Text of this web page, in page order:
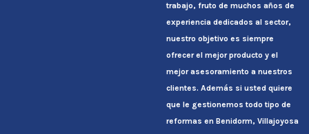
trabajo, fruto de muchos años de
experiencia dedicados al sector,
nuestro objetivo es siempre
ofrecer el mejor producto y el
mejor asesoramiento a nuestros
clientes. Además si usted quiere
que le gestionemos todo tipo de
reformas en Benidorm, Villajoyosa